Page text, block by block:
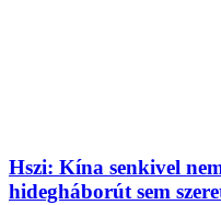
Hszi: Kína senkivel
hidegháborút sem